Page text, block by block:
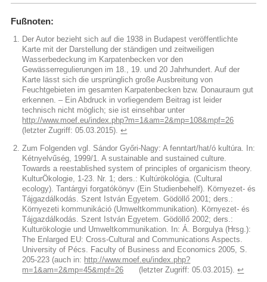
Fußnoten:
Der Autor bezieht sich auf die 1938 in Budapest veröffentlichte
Karte mit der Darstellung der ständigen und zeitweiligen
Wasserbedeckung im Karpatenbecken vor den
Gewässerregulierungen im 18., 19. und 20 Jahrhundert. Auf der
Karte lässt sich die ursprünglich große Ausbreitung von
Feuchtgebieten im gesamten Karpatenbecken bzw. Donauraum gut
erkennen. – Ein Abdruck in vorliegendem Beitrag ist leider
technisch nicht möglich; sie ist einsehbar unter
http://www.moef.eu/index.php?m=1&am=2&mp=108&mpf=26
(letzter Zugriff: 05.03.2015).↩︎
Zum Folgenden vgl. Sándor Győri-Nagy: A fenntart/hat/ó kultúra. In:
Kétnyelvűség, 1999/1. A sustainable and sustained culture.
Towards a reestablished system of principles of organicism theory.
KulturÖkologie, 1-23. Nr. 1; ders.: Kultúrökológia. (Cultural
ecology). Tantárgyi forgatókönyv (Ein Studienbehelf). Környezet- és
Tájgazdálkodás. Szent István Egyetem. Gödöllő 2001; ders.:
Környezeti kommunikáció (Umweltkommunikation). Környezet- és
Tájgazdálkodás. Szent István Egyetem. Gödöllő 2002; ders.:
Kulturökologie und Umweltkommunikation. In: Á. Borgulya (Hrsg.):
The Enlarged EU: Cross-Cultural and Communications Aspects.
University of Pécs. Faculty of Business and Economics 2005, S.
205-223 (auch in: http://www.moef.eu/index.php?
m=1&am=2&mp=45&mpf=26
(letzter Zugriff: 05.03.2015).↩︎